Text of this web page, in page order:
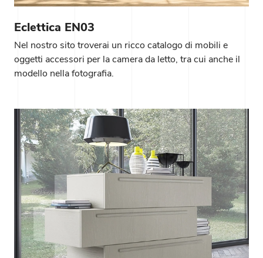
Eclettica EN03
Nel nostro sito troverai un ricco catalogo di mobili e
oggetti accessori per la camera da letto, tra cui anche il
modello nella fotografia.